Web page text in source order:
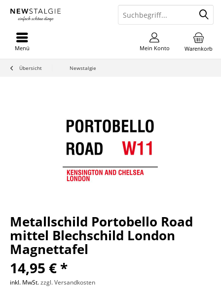
Warenkorb
Mein Konto
Menü
Übersicht Newstalgie
Metallschild Portobello Road
mittel Blechschild London
Magnettafel
14,95 € *
inkl. MwSt.zzgl. Versandkosten